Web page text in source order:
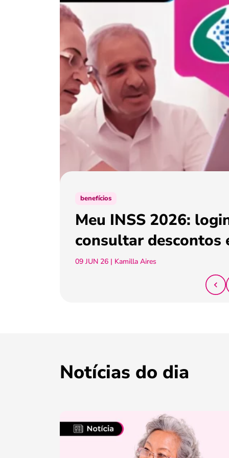
benefícios
Meu INSS 2026:
consultar descontos
09 JUN 26 | Kamilla Aires
Notícias do dia